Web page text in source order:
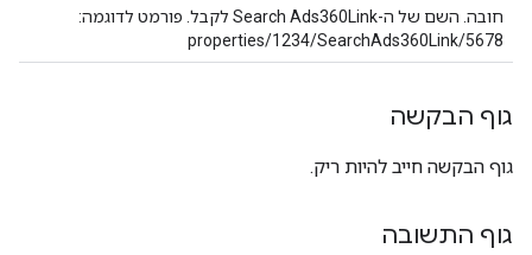
חובה. השם של ה-Search Ads360Link לקבל. פורמט לדוגמה:
properties/1234/SearchAds360Link/5678
גוף הבקשה
גוף הבקשה חייב להיות ריק.
גוף התשובה